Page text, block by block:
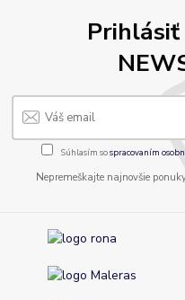
Súhlasím sospracovaním
Nepremeškajte najnovšie